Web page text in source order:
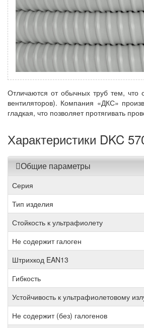
Отличаются от обычных труб тем, что
вентиляторов). Компания «ДКС»
гладкая, что позволяет протягивать
Характеристики DKC
Общие параметры
Серия
Тип изделия
Стойкость к ультрафиолету
Не содержит галоген
Штрихкод EAN13
Гибкость
Устойчивость к ультрафиолетовому
Не содержит (без) галогенов